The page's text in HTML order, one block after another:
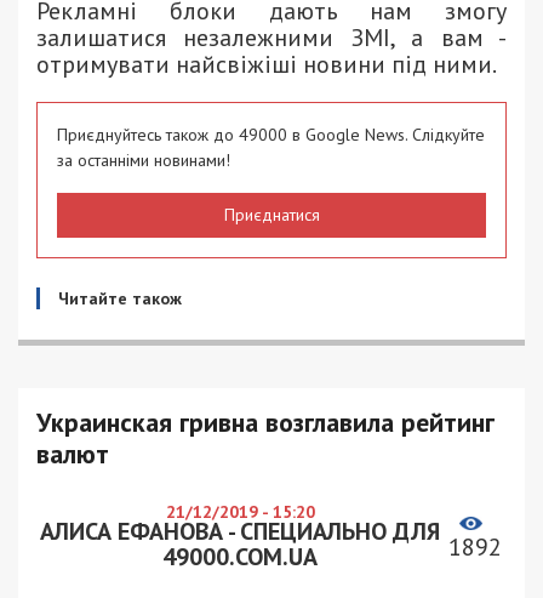
Рекламні блоки дають нам змогу
залишатися незалежними ЗМІ, а вам -
отримувати найсвіжіші новини під ними.
Приєднуйтесь також до 49000 в Google News. Слідкуйте
за останніми новинами!
Приєднатися
Читайте також
Украинская гривна возглавила рейтинг
валют
21/12/2019 - 15:20
АЛИСА ЕФАНОВА - СПЕЦИАЛЬНО ДЛЯ
49000.COM.UA
1892